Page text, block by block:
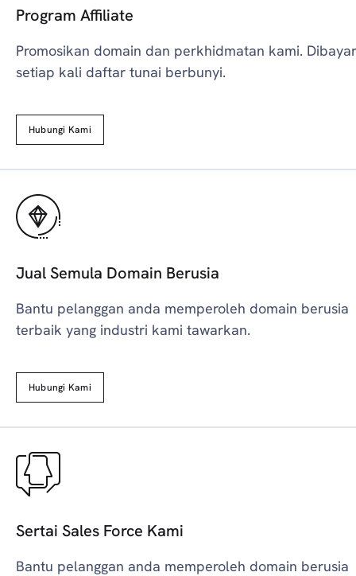
Program Affiliate
Promosikan domain dan perkhidmatan kami. Dibayar
setiap kali daftar tunai berbunyi.
Hubungi Kami
Jual Semula Domain Berusia
Bantu pelanggan anda memperoleh domain berusia
terbaik yang industri kami tawarkan.
Hubungi Kami
Sertai Sales Force Kami
Bantu pelanggan anda memperoleh domain berusia